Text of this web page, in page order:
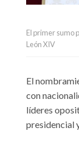
El primer sumo
León XIV
El
con
líderes
presidencial